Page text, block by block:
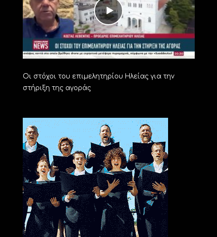
Οι στόχοι του επιμελητηρίου Ηλείας για την
στήριξη της αγοράς